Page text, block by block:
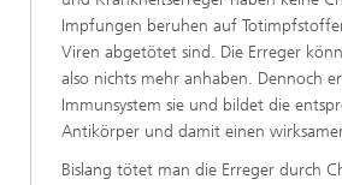
Impfungen beruhen auf
Viren abgetötet sind. Die Erreger
also nichts mehr anhaben. Dennoch
Immunsystem sie und bildet die
Antikörper und damit einen
Bislang tötet man die Erreger durch